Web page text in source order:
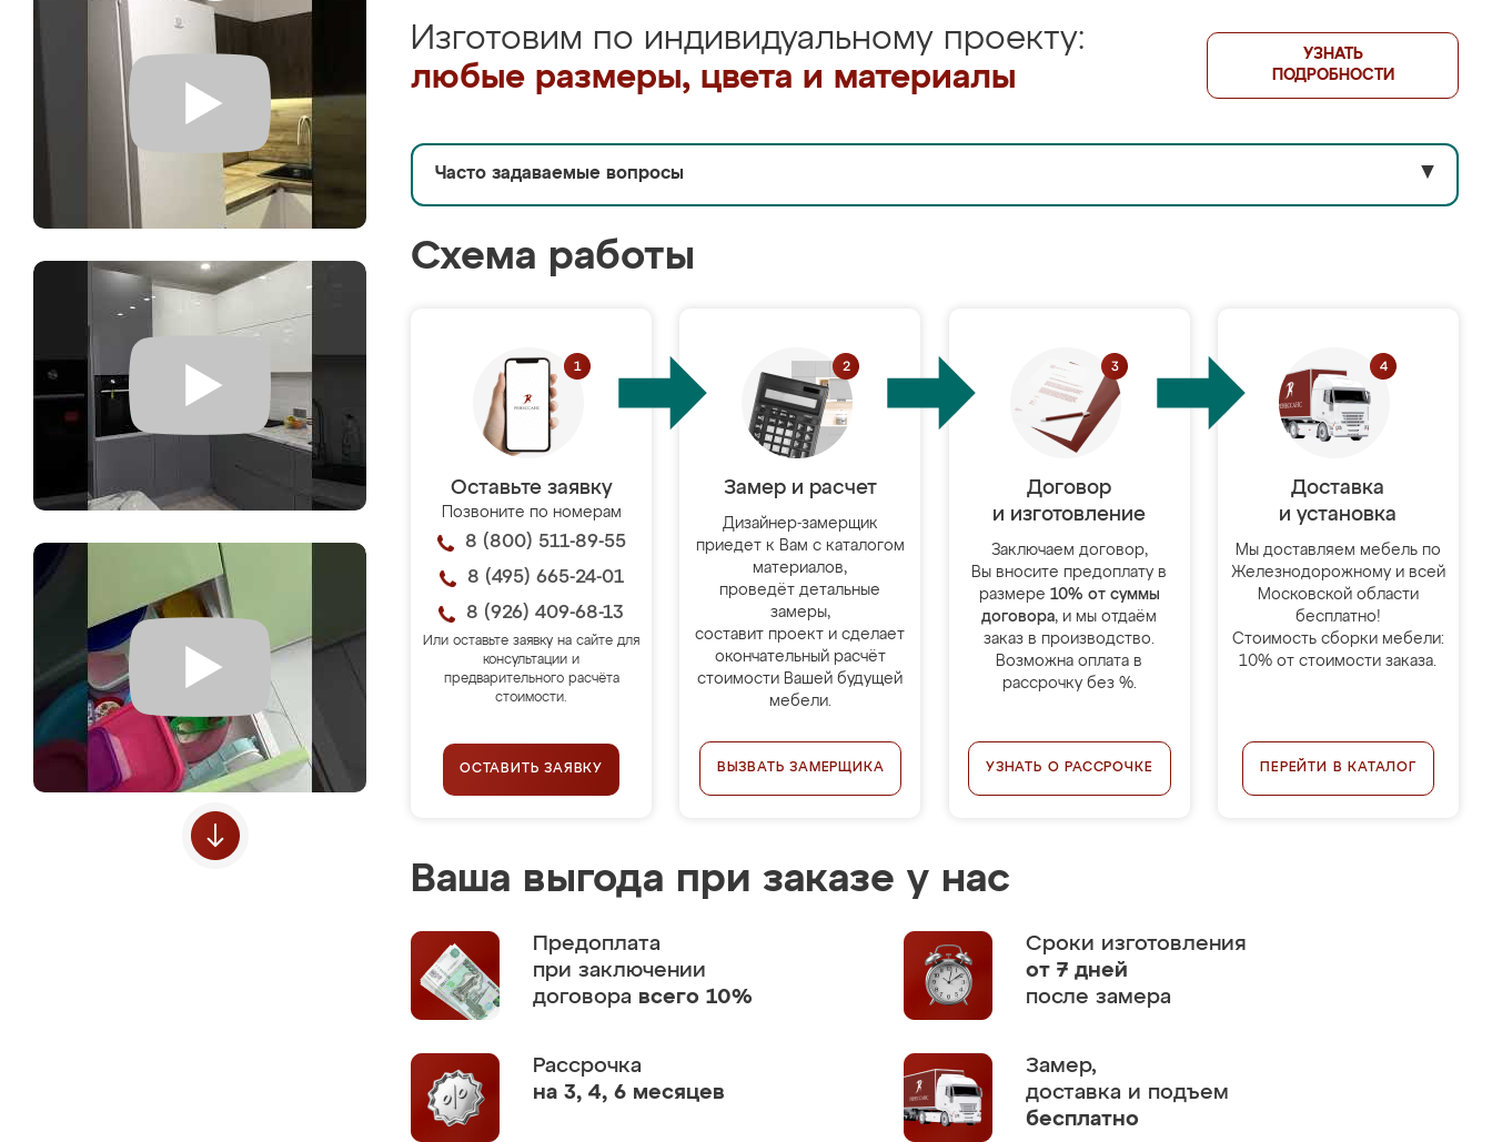
Изготовим по индивидуальному проекту:
любые размеры, цвета и материалы
УЗНАТЬ
ПОДРОБНОСТИ
Часто задаваемые вопросы ▼
Схема работы
Оставьте заявку
Позвоните по номерам
8 (800) 511-89-55
8 (495) 665-24-01
8 (926) 409-68-13
Или оставьте заявку на сайте для
консультации и
предварительного расчёта
стоимости.
ОСТАВИТЬ ЗАЯВКУ
Замер и расчет
Дизайнер-замерщик
приедет к Вам с каталогом
материалов,
проведёт детальные
замеры,
составит проект и сделает
окончательный расчёт
стоимости Вашей будущей
мебели.
ВЫЗВАТЬ ЗАМЕРЩИКА
Договор
и изготовление
Заключаем договор,
Вы вносите предоплату в
размере 10% от суммы
договора, и мы отдаём
заказ в производство.
Возможна оплата в
рассрочку без %.
УЗНАТЬ О РАССРОЧКЕ
Доставка
и установка
Мы доставляем мебель по
Железнодорожному и всей
Московской области
бесплатно!
Стоимость сборки мебели:
10% от стоимости заказа.
ПЕРЕЙТИ В КАТАЛОГ
Ваша выгода при заказе у нас
Предоплата
при заключении
договора всего 10%
Сроки изготовления
от 7 дней
после замера
Рассрочка
на 3, 4, 6 месяцев
Замер,
доставка и подъем
бесплатно